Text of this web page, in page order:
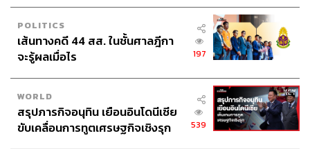
หรือหลักนิติธรรมไทยที่จากการจัดอันดับโดยดัชนีหลัก
นิติธรรม ประเทศไทยอยู่ที่ 78 จาก 142 ประเทศทั่วโลก
และสังคมสูงวัยก็เป็นสิ่งที่ประเทศไทยหลีกเลี่ยงไม่ได้จากการ
เข้าสู่สังคมสูงวัย และประชากรวัยทำงานจะเหลือเพียง 2 ใน 3
ภายใน 20 ปี
เราจะอยู่ท่ามกลางพายุนี้ได้อย่างไร?
POLITICS
เส้นทางคดี 44 สส. ในชั้นศาลฎีกา
จะรู้ผลเมื่อไร
197
WORLD
สรุปภารกิจอนุทิน เยือนอินโดนีเซีย
ขับเคลื่อนการทูตเศรษฐกิจเชิงรุก
539